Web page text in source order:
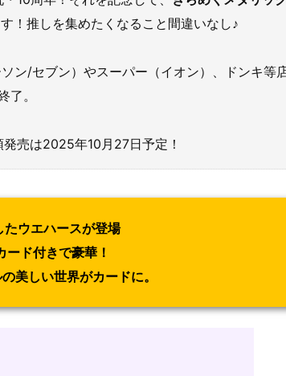
！推しを集めたくなること間違いなし♪
ン/セブン）やスーパー（イオン）、ドンキ等
了。
売は2025年10月27日予定！
たウエハースが登場
ード付きで豪華！
美しい世界がカードに。